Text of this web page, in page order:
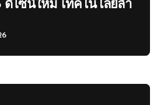
ดีไซน์ใหม่ เทคโนโลยีล้ำ